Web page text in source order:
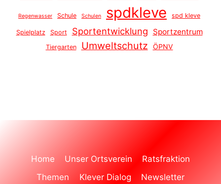
Regenwasser Schule Schulen spdkleve spd kleve
Spielplatz Sport Sportentwicklung Sportzentrum
Tiergarten Umweltschutz ÖPNV
Home Unser Ortsverein
Ratsfraktion
Themen
Klever Dialog Newsletter